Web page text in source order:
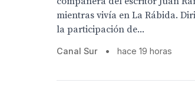
mientras vivía en La Rábida.
la participación de...
Canal Sur • hace 19 horas